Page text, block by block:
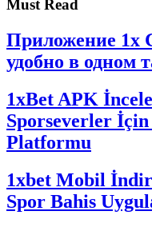
Must Read
Приложение 1x
удобно в одном
1xBet APK
Sporseverler
Platformu
1xbet Mobil
Spor Bahis